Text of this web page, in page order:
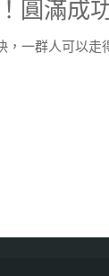
圓滿成
一群人可以走